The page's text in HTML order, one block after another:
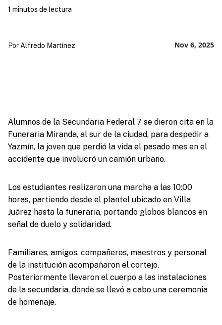
Nov 6, 2025
Por Alfredo Martínez
1 minutos de lectura
Alumnos de la Secundaria Federal 7 se dieron cita en la
Funeraria Miranda, al sur de la ciudad, para despedir a
Yazmín, la joven que perdió la vida el pasado mes en el
accidente que involucró un camión urbano.
Los estudiantes realizaron una marcha a las 10:00
horas, partiendo desde el plantel ubicado en Villa
Juárez hasta la funeraria, portando globos blancos en
señal de duelo y solidaridad.
Familiares, amigos, compañeros, maestros y personal
de la institución acompañaron el cortejo.
Posteriormente llevaron el cuerpo a las instalaciones
de la secundaria, donde se llevó a cabo una ceremonia
de homenaje.